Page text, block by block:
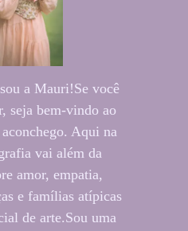
a Mauri!Se você
seja bem-vindo ao
Aqui na
vai além da
amor, empatia,
e famílias atípicas
de arte.Sou uma